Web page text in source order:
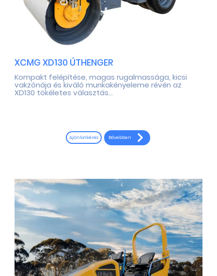
XCMG XD130 ÚTHENGER
Kompakt felépítése, magas rugalmassága, kicsi
vakzónája és kiváló munkakényeleme révén az
XD130 tökéletes választás...
Ajánlatkérés Bővebben